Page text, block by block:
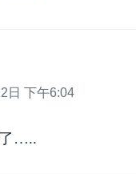
：
日 下午6:04
…..